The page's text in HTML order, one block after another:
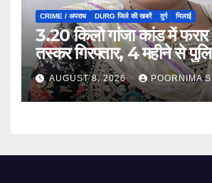
CRIME / अपराध DURG जिले की खबरें दुर्ग भिलाई
3.20 किलो गांजा कांड में फरार
तस्कर गिरफ्तार, 4 महीने से
थी चकमा…
AUGUST 8, 2026 POORNIMA